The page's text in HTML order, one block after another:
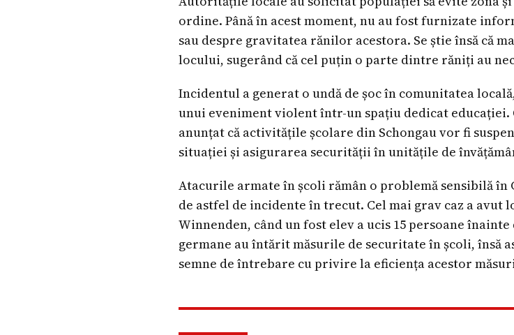
ordine. Până în acest moment, nu au fost furnizate
sau despre gravitatea rănilor acestora. Se știe însă că
locului, sugerând că cel puțin o parte dintre răniți au
Incidentul a generat o undă de șoc în comunitatea
unui eveniment violent într-un spațiu dedicat
anunțat că activitățile școlare din Schongau vor fi
situației și asigurarea securității în unitățile de
Atacurile armate în școli rămân o problemă sensibilă în
de astfel de incidente în trecut. Cel mai grav caz a avut
Winnenden, când un fost elev a ucis 15 persoane
germane au întărit măsurile de securitate în școli, însă
semne de întrebare cu privire la eficiența acestor